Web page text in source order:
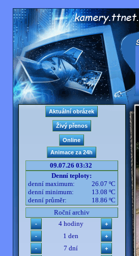
09.07.26 03:32
Denní teploty:
denní maximum:
26.07 ºC
denní minimum:
13.08 ºC
denní průměr:
18.86 ºC
Roční archiv
4 hodiny
1 den
7 dní